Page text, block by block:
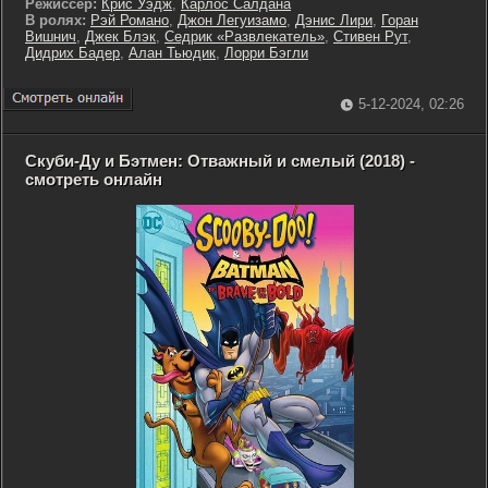
Режиссер: Крис Уэдж, Карлос Салдана
В ролях: Рэй Романо, Джон Легуизамо, Дэнис Лири, Горан
Вишнич, Джек Блэк, Седрик «Развлекатель», Стивен Рут,
Дидрих Бадер, Алан Тьюдик, Лорри Бэгли
5-12-2024, 02:26
Скуби-Ду и Бэтмен: Отважный и смелый (2018) -
смотреть онлайн